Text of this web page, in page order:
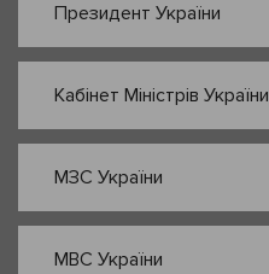
Президент України
Кабінет Міністрів України
МЗС України
МВС України